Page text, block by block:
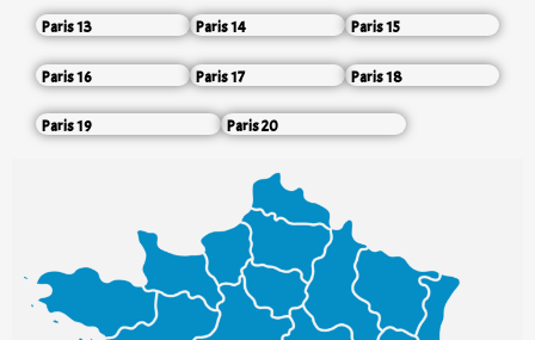
Paris 13 Paris 14 Paris 15
Paris 16 Paris 17 Paris 18
Paris 19 Paris 20